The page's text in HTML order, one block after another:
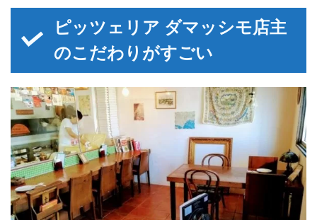
ピッツェリア ダマッシモ店主
のこだわりがすごい